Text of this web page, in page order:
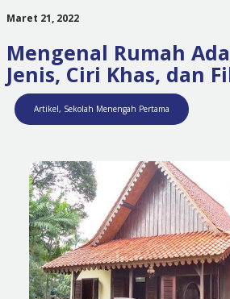
Maret 21, 2022
Mengenal Rumah
Jenis, Ciri Khas, dan
Artikel, Sekolah Menengah Pertama